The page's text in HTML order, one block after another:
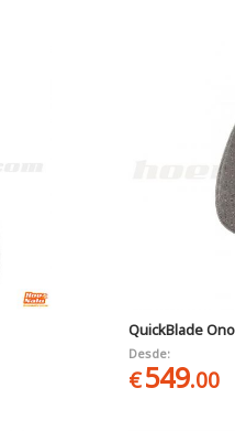
QuickBlade
Desde:
€549.00